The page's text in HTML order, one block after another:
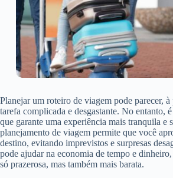
Planejar um roteiro de viagem pode parecer,
tarefa complicada e desgastante. No entanto,
que garante uma experiência mais tranquila e
planejamento de viagem permite que você
destino, evitando imprevistos e surpresas
pode ajudar na economia de tempo e
só prazerosa, mas também mais barata.